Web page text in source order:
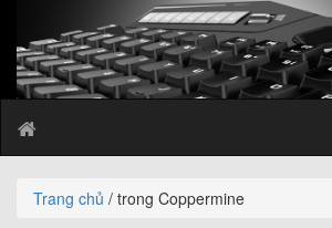
Trang chủ / trong Coppermine